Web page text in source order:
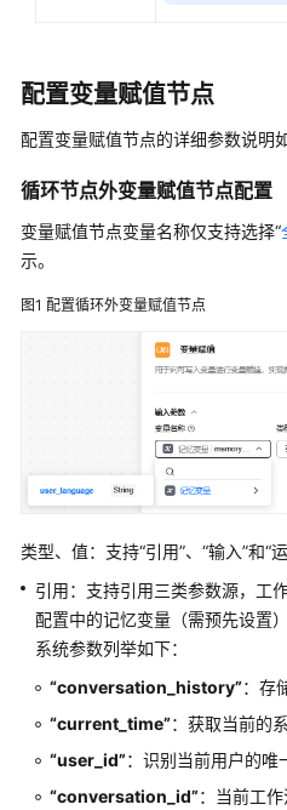
流
管
工
作
基
节
逻
辑
节
点
节
点
配置变量赋值节点
配置变量赋值节点的详细参数说明如
循环节点外变量赋值节点配置
变量赋值节点变量名称仅支持选择“
示。
图1 配置循环外变量赋值节点
类型、值：支持“引用”、“输入”和“
引用：支持引用三类参数源，工
配置中的记忆变量（需预先设置
系统参数列举如下：
“conversation_history”：存
“current_time”：获取当前的
“user_id”：识别当前用户的唯
“conversation_id”：当前工作